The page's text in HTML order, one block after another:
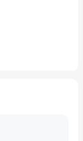
核心零部
展现了机